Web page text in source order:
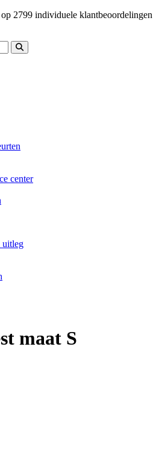
op 2799 individuele klantbeoordelingen
center
uitleg
maat S